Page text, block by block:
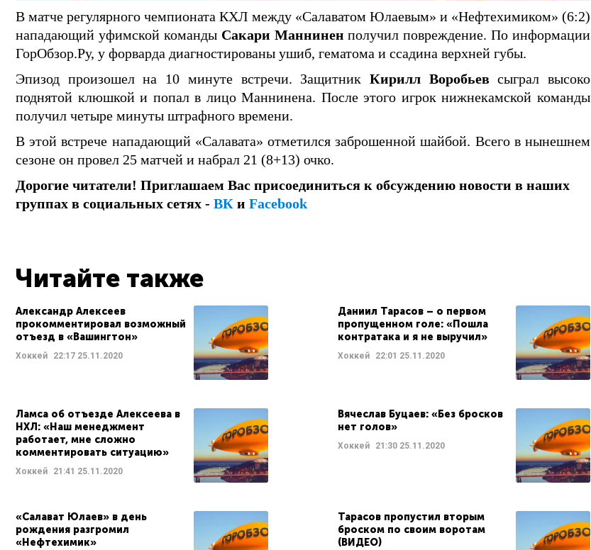
В матче регулярного чемпионата КХЛ между «Салаватом Юлаевым» и «Нефтехимиком» (6:2)
нападающий уфимской команды Сакари Маннинен получил повреждение. По информации
ГорОбзор.Ру, у форварда диагностированы ушиб, гематома и ссадина верхней губы.
Эпизод произошел на 10 минуте встречи. Защитник Кирилл Воробьевсыграл высоко
поднятой клюшкой и попал в лицо Маннинена. После этого игрок нижнекамской команды
получил четыре минуты штрафного времени.
В этой встрече нападающий «Салавата» отметился заброшенной шайбой. Всего в нынешнем
сезоне он провел 25 матчей и набрал 21 (8+13) очко.
Дорогие читатели! Приглашаем Вас присоединиться к обсуждению новости в наших
группах в социальных сетях - ВК и Facebook
Читайте также
Александр Алексеев
прокомментировал возможный
отъезд в «Вашингтон»
Хоккей 22:17 25.11.2020
Даниил Тарасов – о первом
пропущенном голе: «Пошла
контратака и я не выручил»
Хоккей 22:01 25.11.2020
Ламса об отъезде Алексеева в
НХЛ: «Наш менеджмент
работает, мне сложно
комментировать ситуацию»
Хоккей 21:41 25.11.2020
Вячеслав Буцаев: «Без бросков
нет голов»
Хоккей 21:3025.11.2020
«Салават Юлаев» в день
рождения разгромил
«Нефтехимик»
Тарасов пропустил вторым
броском по своим воротам
(ВИДЕО)